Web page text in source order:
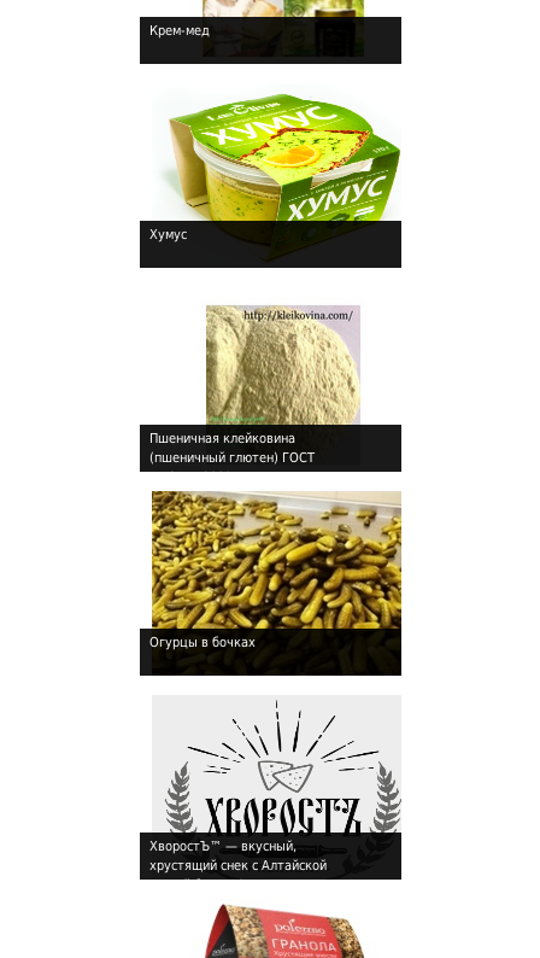
Крем-мед
Хумус
Пшеничная клейковина
(пшеничный глютен) ГОСТ
Р-53511-2009
Огурцы в бочках
ХворостЪ™ — вкусный,
хрустящий снек с Алтайской
душой без ГМО